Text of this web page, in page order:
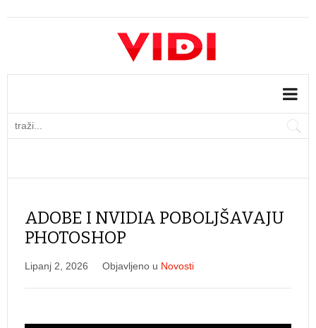
ADOBE I NVIDIA POBOLJŠAVAJU
PHOTOSHOP
Lipanj 2, 2026 Objavljeno u Novosti